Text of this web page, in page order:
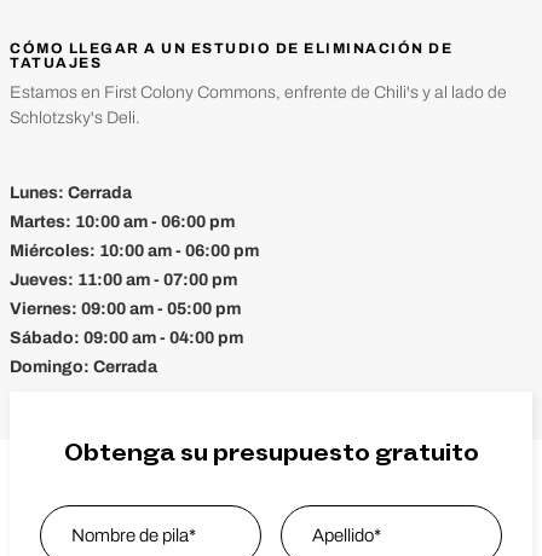
CÓMO LLEGAR A UN ESTUDIO DE ELIMINACIÓN DE
TATUAJES
Estamos en First Colony Commons, enfrente de Chili's y al lado de
Schlotzsky's Deli.
Lunes: Cerrada
Martes: 10:00 am - 06:00 pm
Miércoles: 10:00 am - 06:00 pm
Jueves: 11:00 am - 07:00 pm
Viernes: 09:00 am - 05:00 pm
Sábado: 09:00 am - 04:00 pm
Domingo: Cerrada
Obtenga su presupuesto gratuito
Name